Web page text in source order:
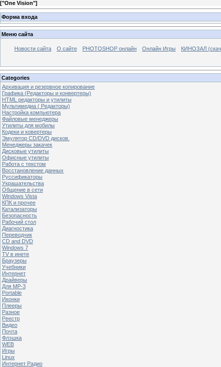
["One Vision"]
Форма входа
Меню сайта
Новости сайта О сайте PHOTOSHOP онлайн Онлайн Игры КИНОЗАЛ
Categories
Архивация и резервное копирование
Графика (Редакторы и конвертеры)
HTML редакторы и утилиты
Мультимедиа ( Редакторы)
Настройка компьютера
Файловые менеджеры
Утилиты для мобилы
Кодеки и ковертеры
Эмулятор CD/DVD дисков.
Менеджеры закачек
Дисковые утилиты
Офисные утилиты
Работа с текстом
Восстановление данных
Руссификаторы
Украшательства
Общение в сети
Windows Vista
КПК и прочее
Катализаторы
Безопасность
Рабочий стол
Диагностика
Переводчик
CD and DVD
Windows 7
TV в инете
Браузеры
Учебники
Интернет
Драйверы
Для MP-3
Portable
Иконки
Плееры
Разное
Реестр
Видео
Почта
Флэшка
WEB
Игры
Linux
Интернет Радио